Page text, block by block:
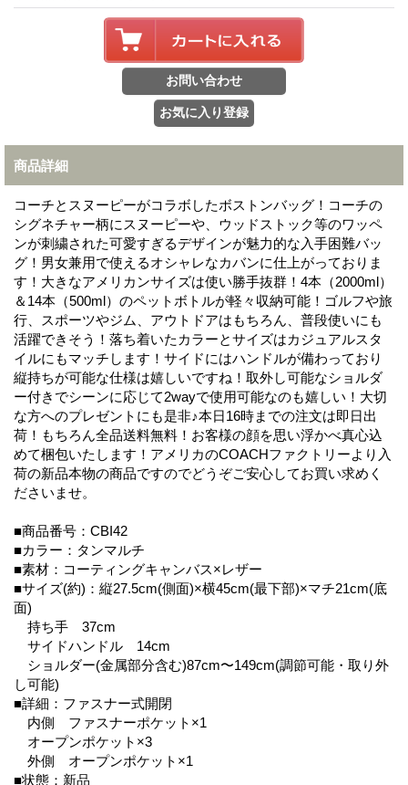
商品詳細
コーチとスヌーピーがコラボしたボストンバッグ！コーチの
シグネチャー柄にスヌーピーや、ウッドストック等のワッペ
ンが刺繍された可愛すぎるデザインが魅力的な入手困難バッ
グ！男女兼用で使えるオシャレなカバンに仕上がっておりま
す！大きなアメリカンサイズは使い勝手抜群！4本（2000ml）
＆14本（500ml）のペットボトルが軽々収納可能！ゴルフや旅
行、スポーツやジム、アウトドアはもちろん、普段使いにも
活躍できそう！落ち着いたカラーとサイズはカジュアルスタ
イルにもマッチします！サイドにはハンドルが備わっており
縦持ちが可能な仕様は嬉しいですね！取外し可能なショルダ
ー付きでシーンに応じて2wayで使用可能なのも嬉しい！大切
な方へのプレゼントにも是非♪本日16時までの注文は即日出
荷！もちろん全品送料無料！お客様の顔を思い浮かべ真心込
めて梱包いたします！アメリカのCOACHファクトリーより入
荷の新品本物の商品ですのでどうぞご安心してお買い求めく
ださいませ。
■商品番号：CBI42
■カラー：タンマルチ
■素材：コーティングキャンバス×レザー
■サイズ(約)：縦27.5cm(側面)×横45cm(最下部)×マチ21cm(底
面)
持ち手 37cm
サイドハンドル 14cm
ショルダー(金属部分含む)87cm〜149cm(調節可能・取り外
し可能)
■詳細：ファスナー式開閉
内側 ファスナーポケット×1
オープンポケット×3
外側 オープンポケット×1
■状態：新品